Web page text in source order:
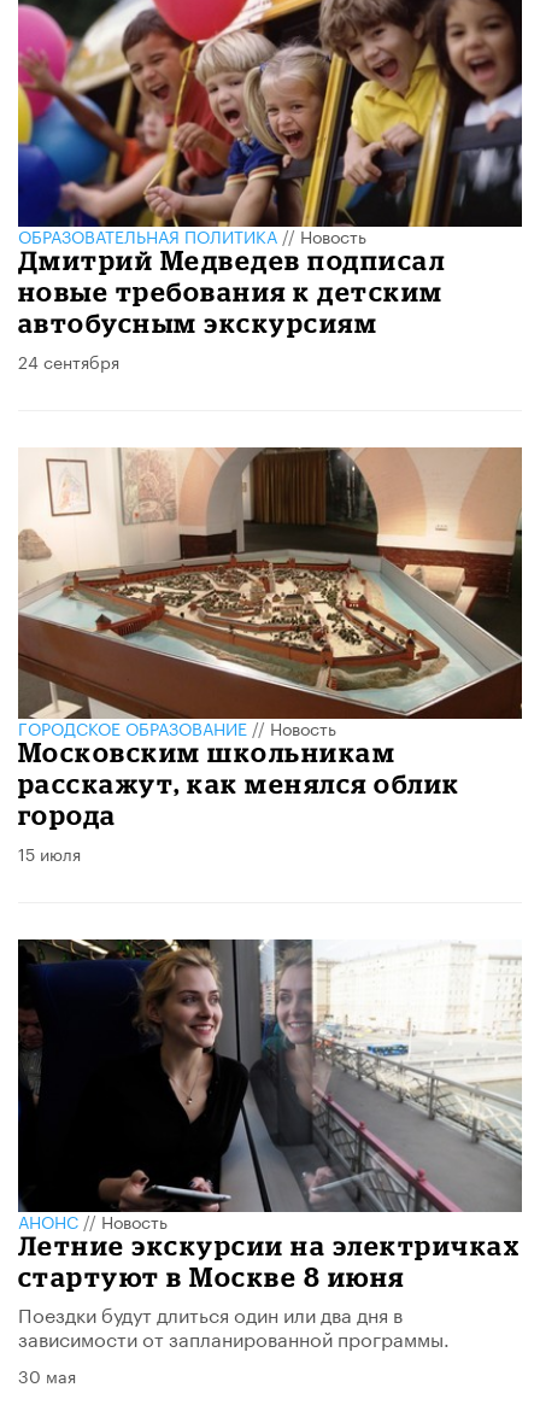
ОБРАЗОВАТЕЛЬНАЯ ПОЛИТИКА//Новость
Дмитрий Медведев подписал
новые требования к детским
автобусным экскурсиям
24 сентября
ГОРОДСКОЕ ОБРАЗОВАНИЕ//Новость
Московским школьникам
расскажут, как менялся облик
города
15 июля
АНОНС//Новость
Летние экскурсии на электричках
стартуют в Москве 8 июня
Поездки будут длиться один или два дня в
зависимости от запланированной программы.
30 мая